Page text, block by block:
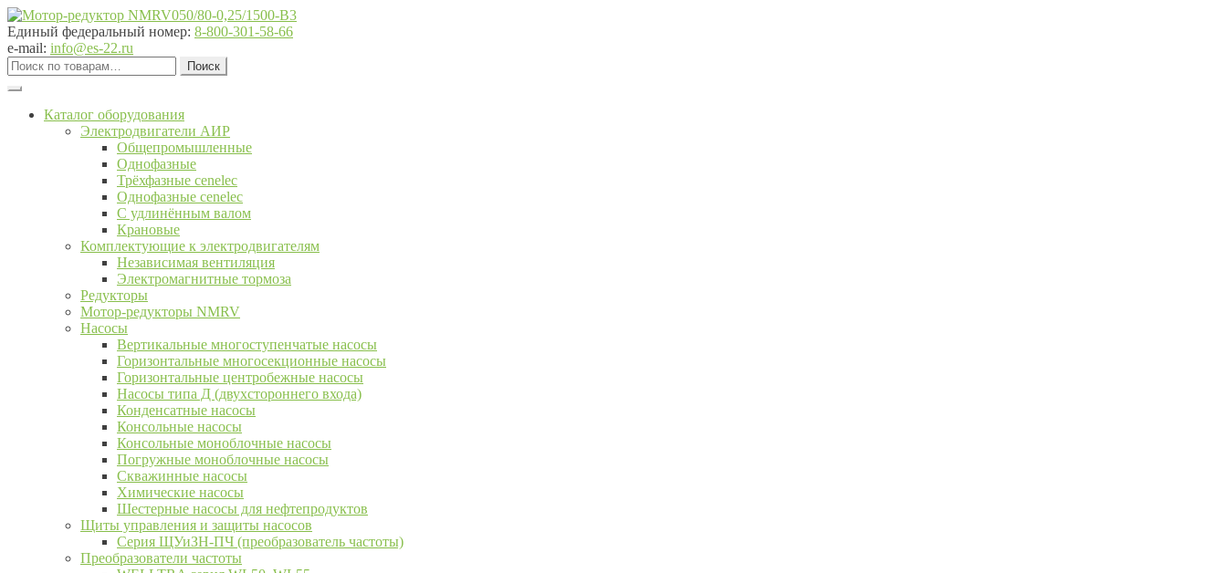
Перейти
к
навигации
Перейти
к
содержимому
Единый федеральный номер: 8-800-301-58-66
e-mail: info@es-22.ru
Искать:
Поиск
Каталог оборудования
Электродвигатели АИР
Общепромышленные
Однофазные
Трёхфазные cenelec
Однофазные cenelec
С удлинённым валом
Крановые
Комплектующие к электродвигателям
Независимая вентиляция
Электромагнитные тормоза
Редукторы
Мотор-редукторы NMRV
Насосы
Вертикальные многоступенчатые насосы
Горизонтальные многосекционные насосы
Горизонтальные центробежные насосы
Насосы типа Д (двухстороннего входа)
Конденсатные насосы
Консольные насосы
Консольные моноблочные насосы
Погружные моноблочные насосы
Скважинные насосы
Химические насосы
Шестерные насосы для нефтепродуктов
Щиты управления и защиты насосов
Серия ЩУиЗН-ПЧ (преобразователь частоты)
Преобразователи частоты